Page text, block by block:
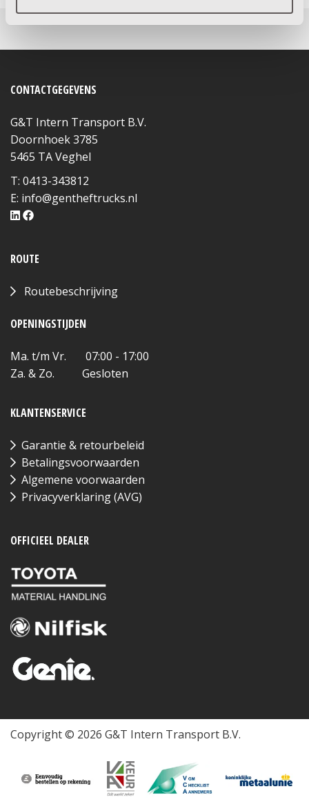
CONTACTGEGEVENS
G&T Intern Transport B.V.
Doornhoek 3785
5465 TA Veghel
T: 0413-343812
E: info@gentheftrucks.nl
ROUTE
Routebeschrijving
OPENINGSTIJDEN
Ma. t/m Vr. 07:00 - 17:00
Za. & Zo. Gesloten
KLANTENSERVICE
Garantie & retourbeleid
Betalingsvoorwaarden
Algemene voorwaarden
Privacyverklaring (AVG)
OFFICIEEL DEALER
Copyright © 2026 G&T Intern Transport B.V.